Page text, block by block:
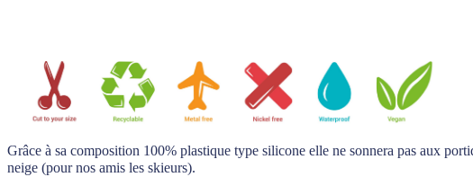
Grâce à sa composition 100% plastique type silicone elle ne sonnera pas aux
neige (pour nos amis les skieurs).